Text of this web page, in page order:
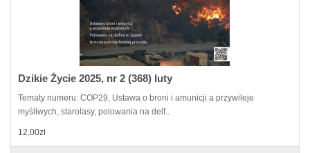
Dzikie Życie 2025, nr 2 (368) luty
Tematy numeru: COP29, Ustawa o broni i amunicji a przywileje
myśliwych, starolasy, polowania na delf..
12,00zł